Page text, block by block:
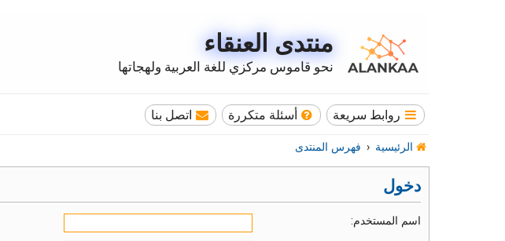
منتدى العنقاء
نحو قاموس مركزي للغة العربية ولهجاتها
روابط سريعة أسئلة متكررة اتصل بنا
الرئيسية فهرس المنتدى
دخول
اسم المستخدم: